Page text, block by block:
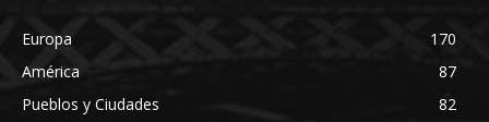
Europa
170
América
87
Pueblos y Ciudades
82